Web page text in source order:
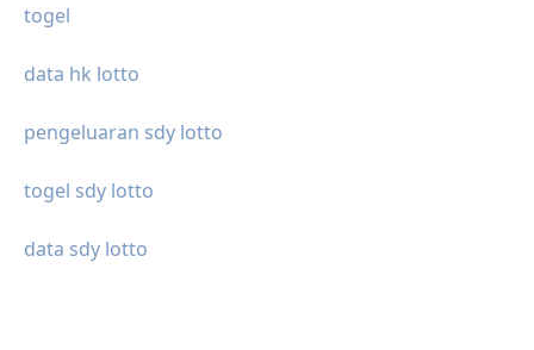
togel
data hk lotto
pengeluaran sdy lotto
togel sdy lotto
data sdy lotto